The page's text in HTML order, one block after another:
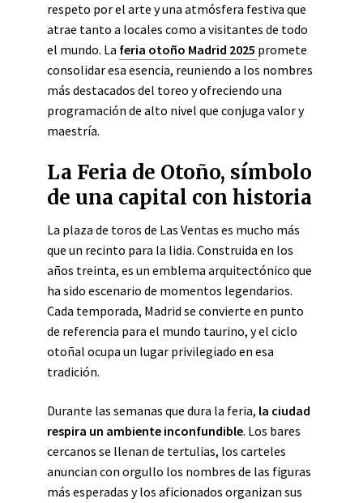
respeto por el arte y una atmósfera festiva que
atrae tanto a locales como a visitantes de todo
el mundo. La feria otoño Madrid 2025 promete
consolidar esa esencia, reuniendo a los nombres
más destacados del toreo y ofreciendo una
programación de alto nivel que conjuga valor y
maestría.
La Feria de Otoño, símbolo
de una capital con historia
La plaza de toros de Las Ventas es mucho más
que un recinto para la lidia. Construida en los
años treinta, es un emblema arquitectónico que
ha sido escenario de momentos legendarios.
Cada temporada, Madrid se convierte en punto
de referencia para el mundo taurino, y el ciclo
otoñal ocupa un lugar privilegiado en esa
tradición.
Durante las semanas que dura la feria, la ciudad
respira un ambiente inconfundible. Los bares
cercanos se llenan de tertulias, los carteles
anuncian con orgullo los nombres de las figuras
más esperadas y los aficionados organizan sus